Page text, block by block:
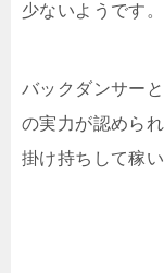
少ないようです。
バックダンサー
の実力が認めら
掛け持ちして稼